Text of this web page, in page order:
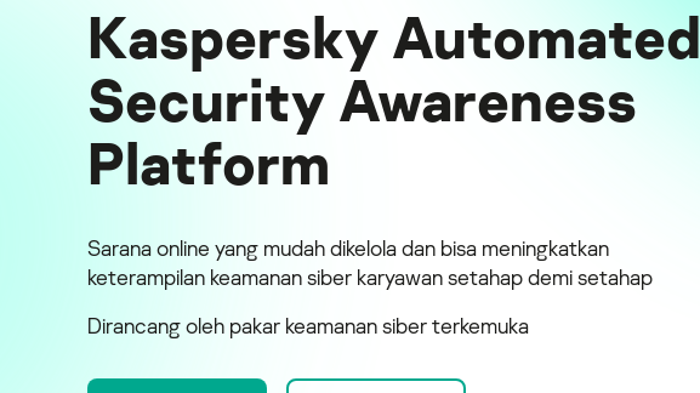
Kaspersky Automated
Security Awareness
Platform
Sarana online yang mudah dikelola dan bisa meningkatkan
keterampilan keamanan siber karyawan setahap demi setahap
Dirancang oleh pakar keamanan siber terkemuka